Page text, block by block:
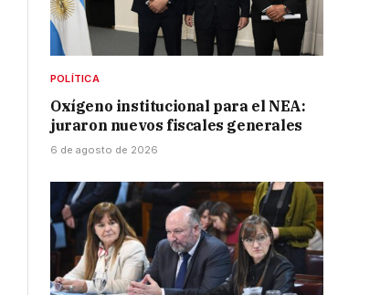
POLÍTICA
Oxígeno institucional para el NEA:
juraron nuevos fiscales generales
6 de agosto de 2026